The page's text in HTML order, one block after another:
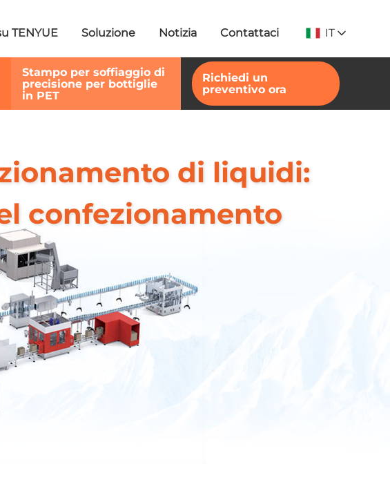
TENYUE Soluzione Notizia Contattaci IT
Stampo per soffiaggio di
precisione per bottiglie
in PET
Richiedi un
preventivo ora
di liquidi:
confezionamento